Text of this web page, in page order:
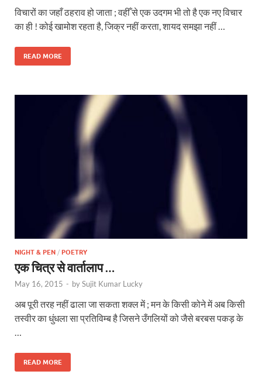
विचारों का जहाँ ठहराव हो जाता ; वहीँ से एक उदगम भी तो है एक नए विचार
का ही ! कोई खामोश रहता है, जिक्र नहीं करता, शायद समझा नहीं …
READ MORE
NIGHT & PEN / POETRY
एक चित्र से वार्तालाप …
May 16, 2015 - bySujit Kumar Lucky
अब पूरी तरह नहीं ढाला जा सकता शक्ल में ; मन के किसी कोने में अब किसी
तस्वीर का धुंधला सा प्रतिविम्ब है जिसने उँगलियों को जैसे बरबस पकड़ के
READ MORE